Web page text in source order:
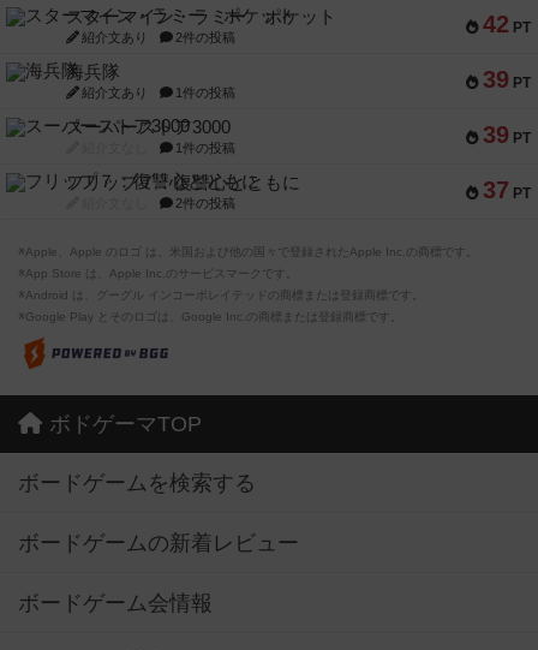
42 PT
スターマイン・ラミー ポケット
紹介文あり 2件の投稿
39 PT
海兵隊
紹介文あり 1件の投稿
39 PT
スーパーストア3000
1件の投稿
37 PT
フリップ７：復讐心とともに
2件の投稿
※Apple、Apple のロゴ は、米国および他の国々で登録されたApple Inc.の商標です。
※App Store は、Apple Inc.のサービスマークです。
※Android は、グーグル インコーポレイテッドの商標または登録商標です。
※Google Play とそのロゴは、Google Inc.の商標または登録商標です。
ボドゲーマTOP
ボードゲームを検索する
ボードゲームの新着レビュー
ボードゲーム会情報